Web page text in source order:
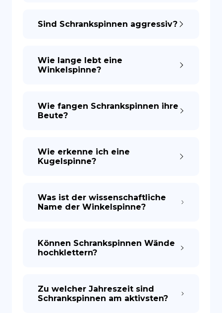
Sind Schrankspinnen aggressiv?
Wie lange lebt eine
Winkelspinne?
Wie fangen Schrankspinnen ihre
Beute?
Wie erkenne ich eine
Kugelspinne?
Was ist der wissenschaftliche
Name der Winkelspinne?
Können Schrankspinnen Wände
hochklettern?
Zu welcher Jahreszeit sind
Schrankspinnen am aktivsten?